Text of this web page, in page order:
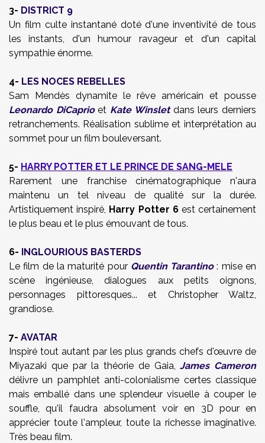
3- DISTRICT 9
Un film culte instantané doté d'une inventivité de tous
les instants, d'un humour ravageur et d'un capital
sympathie énorme.
4- LES NOCES REBELLES
Sam Mendès dynamite le rêve américain et pousse
Leonardo DiCaprioet Kate Winsletdans leurs derniers
retranchements. Réalisation sublime et interprétation au
sommet pour un film bouleversant.
5- HARRY POTTER ET LE PRINCE DE SANG-MELE
Rarement une franchise cinématographique n'aura
maintenu un tel niveau de qualité sur la durée.
Artistiquement inspiré, Harry Potter 6est certainement
le plus beau et le plus émouvant de tous.
6- INGLOURIOUS BASTERDS
Le film de la maturité pour Quentin Tarantino: mise en
scène ingénieuse, dialogues aux petits oignons,
personnages pittoresques... et Christopher Waltz,
grandiose.
7- AVATAR
Inspiré tout autant par les plus grands chefs d'œuvre de
Miyazaki que par la théorie de Gaia,James Cameron
délivre un pamphlet anti-colonialisme certes classique
mais emballé dans une splendeur visuelle à couper le
souffle, qu'il faudra absolument voir en 3D pour en
apprécier toute l'ampleur, toute la richesse imaginative.
Très beau film.